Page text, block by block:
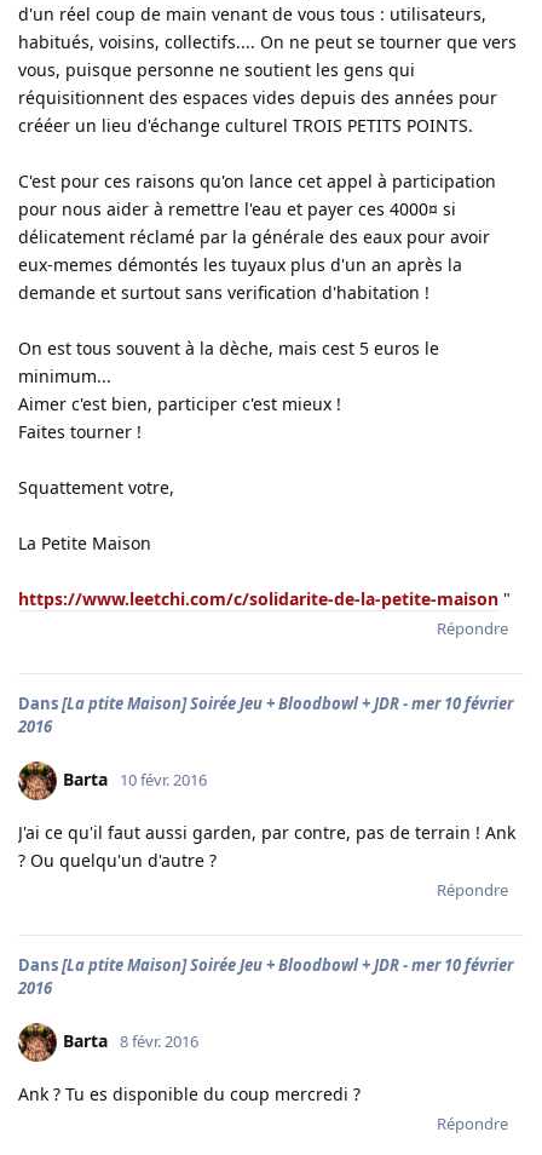
d'un réel coup de main venant de vous tous : utilisateurs,
habitués, voisins, collectifs.... On ne peut se tourner que vers
vous, puisque personne ne soutient les gens qui
réquisitionnent des espaces vides depuis des années pour
crééer un lieu d'échange culturel TROIS PETITS POINTS.
C'est pour ces raisons qu'on lance cet appel à participation
pour nous aider à remettre l'eau et payer ces 4000¤ si
délicatement réclamé par la générale des eaux pour avoir
eux-memes démontés les tuyaux plus d'un an après la
demande et surtout sans verification d'habitation !
On est tous souvent à la dèche, mais cest 5 euros le
minimum...
Aimer c'est bien, participer c'est mieux !
Faites tourner !
Squattement votre,
La Petite Maison
https://www.leetchi.com/c/solidarite-de-la-petite-maison "
Répondre
Dans[La ptite Maison] Soirée Jeu + Bloodbowl + JDR - mer 10 février
2016
Barta 10 févr. 2016
J'ai ce qu'il faut aussi garden, par contre, pas de terrain ! Ank
? Ou quelqu'un d'autre ?
Répondre
Dans[La ptite Maison] Soirée Jeu + Bloodbowl + JDR - mer 10 février
2016
Barta 8 févr. 2016
Ank ? Tu es disponible du coup mercredi ?
Répondre